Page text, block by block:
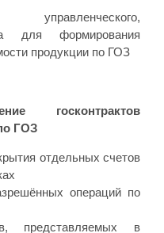
для формирования
продукции по ГОЗ
госконтрактов
ГОЗ
отдельных счетов
операций по
представляемых в